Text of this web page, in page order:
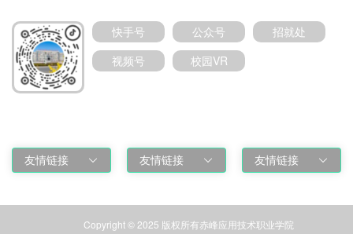
快手号 公众号
招就处
视频号
校园VR
友情链接 友情链接 友情链接
Copyright © 2025 版权所有赤峰应用技术职业学院